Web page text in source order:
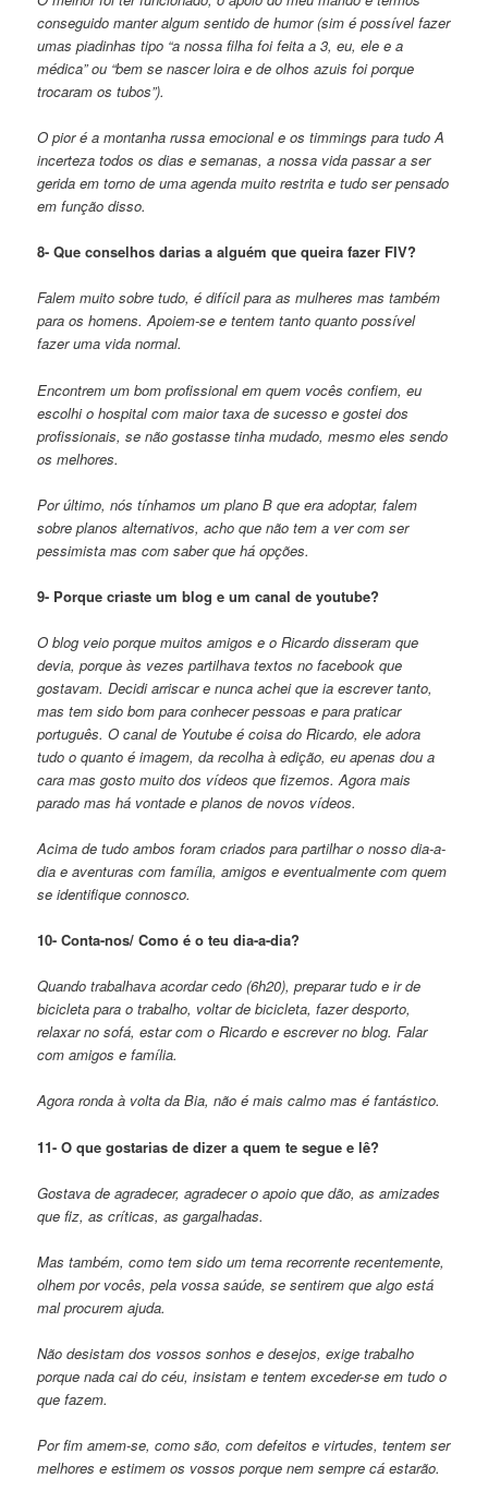
conseguido manter algum sentido de humor (sim é possível fazer
umas piadinhas tipo “a nossa filha foi feita a 3, eu, ele e a
médica” ou “bem se nascer loira e de olhos azuis foi porque
trocaram os tubos”).
O pior é a montanha russa emocional e os timmings para tudo A
incerteza todos os dias e semanas, a nossa vida passar a ser
gerida em torno de uma agenda muito restrita e tudo ser pensado
em função disso.
8- Que conselhos darias a alguém que queira fazer FIV?
Falem muito sobre tudo, é difícil para as mulheres mas também
para os homens. Apoiem-se e tentem tanto quanto possível
fazer uma vida normal.
Encontrem um bom profissional em quem vocês confiem, eu
escolhi o hospital com maior taxa de sucesso e gostei dos
profissionais, se não gostasse tinha mudado, mesmo eles sendo
os melhores.
Por último, nós tínhamos um plano B que era adoptar, falem
sobre planos alternativos, acho que não tem a ver com ser
pessimista mas com saber que há opções.
9- Porque criaste um blog e um canal de youtube?
O blog veio porque muitos amigos e o Ricardo disseram que
devia, porque às vezes partilhava textos no facebook que
gostavam. Decidi arriscar e nunca achei que ia escrever tanto,
mas tem sido bom para conhecer pessoas e para praticar
português. O canal de Youtube é coisa do Ricardo, ele adora
tudo o quanto é imagem, da recolha à edição, eu apenas dou a
cara mas gosto muito dos vídeos que fizemos. Agora mais
parado mas há vontade e planos de novos vídeos.
Acima de tudo ambos foram criados para partilhar o nosso dia-a-
dia e aventuras com família, amigos e eventualmente com quem
se identifique connosco.
10- Conta-nos/ Como é o teu dia-a-dia?
Quando trabalhava acordar cedo (6h20), preparar tudo e ir de
bicicleta para o trabalho, voltar de bicicleta, fazer desporto,
relaxar no sofá, estar com o Ricardo e escrever no blog. Falar
com amigos e família.
Agora ronda à volta da Bia, não é mais calmo mas é fantástico.
11- O que gostarias de dizer a quem te segue e lê?
Gostava de agradecer, agradecer o apoio que dão, as amizades
que fiz, as críticas, as gargalhadas.
Mas também, como tem sido um tema recorrente recentemente,
olhem por vocês, pela vossa saúde, se sentirem que algo está
mal procurem ajuda.
Não desistam dos vossos sonhos e desejos, exige trabalho
porque nada cai do céu, insistam e tentem exceder-se em tudo o
que fazem.
Por fim amem-se, como são, com defeitos e virtudes, tentem ser
melhores e estimem os vossos porque nem sempre cá estarão.